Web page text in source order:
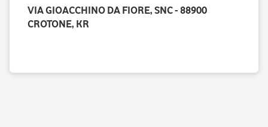
VIA GIOACCHINO DA FIORE, SNC - 88900
CROTONE, KR